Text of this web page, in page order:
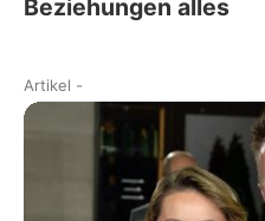
Beziehungen alles
Artikel -